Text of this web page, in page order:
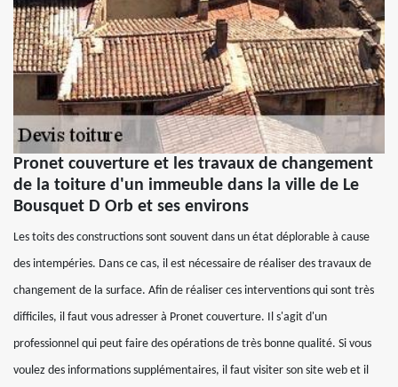
Pronet couverture et les travaux de changement
de la toiture d'un immeuble dans la ville de Le
Bousquet D Orb et ses environs
Les toits des constructions sont souvent dans un état déplorable à cause
des intempéries. Dans ce cas, il est nécessaire de réaliser des travaux de
changement de la surface. Afin de réaliser ces interventions qui sont très
difficiles, il faut vous adresser à Pronet couverture. Il s'agit d'un
professionnel qui peut faire des opérations de très bonne qualité. Si vous
voulez des informations supplémentaires, il faut visiter son site web et il